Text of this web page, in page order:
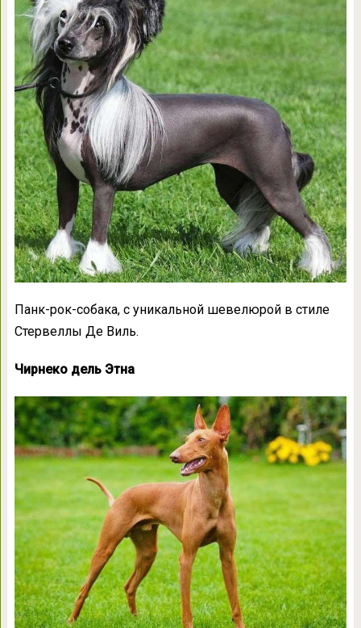
Панк-рок-собака, с уникальной шевелюрой в стиле
Стервеллы Де Виль.
Чирнеко дель Этна